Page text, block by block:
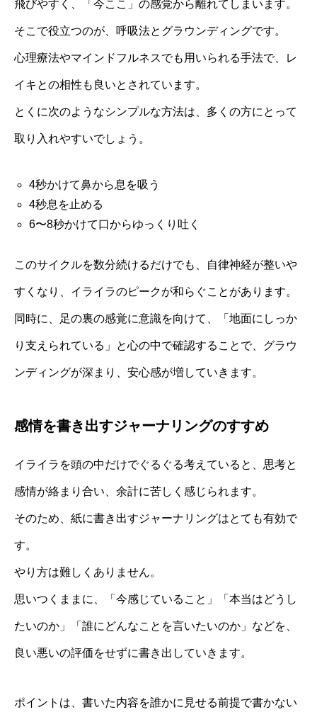
飛びやすく、「今ここ」の感覚から離れてしまいます。
そこで役立つのが、呼吸法とグラウンディングです。
心理療法やマインドフルネスでも用いられる手法で、レ
イキとの相性も良いとされています。
とくに次のようなシンプルな方法は、多くの方にとって
取り入れやすいでしょう。
4秒かけて鼻から息を吸う
4秒息を止める
6〜8秒かけて口からゆっくり吐く
このサイクルを数分続けるだけでも、自律神経が整いや
すくなり、イライラのピークが和らぐことがあります。
同時に、足の裏の感覚に意識を向けて、「地面にしっか
り支えられている」と心の中で確認することで、グラウ
ンディングが深まり、安心感が増していきます。
感情を書き出すジャーナリングのすすめ
イライラを頭の中だけでぐるぐる考えていると、思考と
感情が絡まり合い、余計に苦しく感じられます。
そのため、紙に書き出すジャーナリングはとても有効で
す。
やり方は難しくありません。
思いつくままに、「今感じていること」「本当はどうし
たいのか」「誰にどんなことを言いたいのか」などを、
良い悪いの評価をせずに書き出していきます。
ポイントは、書いた内容を誰かに見せる前提で書かない